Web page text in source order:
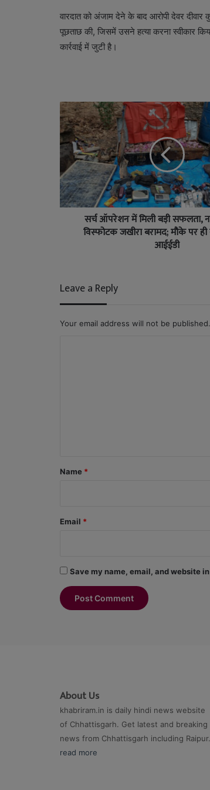
वारदात को अंजाम देने के बाद आरोपी देवर
पूछताछ की, जिसमें उसने हत्या करना स्वीकार
कार्रवाई में जुटी है।
सर्च ऑपरेशन में मिली बड़ी सफलता,
विस्फोटक जखीरा बरामद; मौके पर
आईईडी
Leave a Reply
Your email address will not be published.
*
Name *
Email *
Save my name, email, and website
About Us
khabriram.in is daily hindi news website
of Chhattisgarh. Get latest and breaking
news from Chhattisgarh including Raipur.
read more